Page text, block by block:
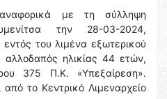
με τη σύλληψη
την 28-03-2024,
εντός του λιμένα εξωτερικού
αλλοδαπός ηλικίας 44 ετών,
375 Π.Κ. «Υπεξαίρεση».
από το Κεντρικό Λιμεναρχείο